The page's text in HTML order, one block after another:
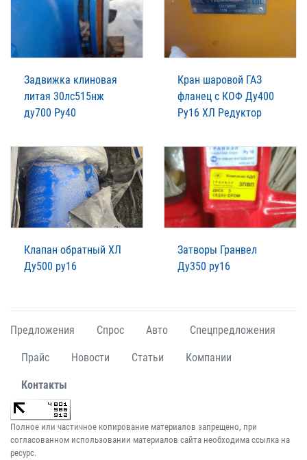
Задвижка клиновая
литая 30лс515нж
ду700 Ру40
Кран шаровой ГАЗ
фланец с КОФ Ду400
Ру16 ХЛ Редуктор
Клапан обратный ХЛ
Ду500 ру16
Затворы Гранвел
Ду350 ру16
Предложения Спрос Авто Спецпредложения
Прайс Новости Статьи Компании
Контакты
Полное или частичное копирование материалов запрещено, при
согласованном использовании материалов сайта необходима ссылка на
ресурс.